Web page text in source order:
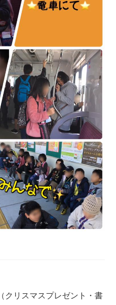
クリスマスプレゼント・書